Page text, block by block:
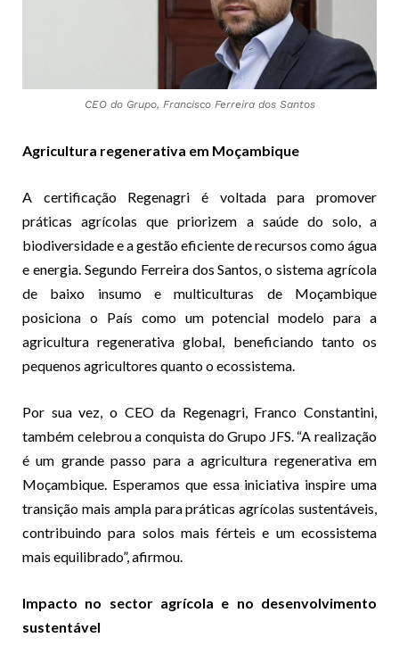
CEO do Grupo, Francisco Ferreira dos Santos
Agricultura regenerativa em Moçambique
A certificação Regenagri é voltada para promover
práticas agrícolas que priorizem a saúde do solo, a
biodiversidade e a gestão eficiente de recursos como água
e energia. Segundo Ferreira dos Santos, o sistema agrícola
de baixo insumo e multiculturas de Moçambique
posiciona o País como um potencial modelo para a
agricultura regenerativa global, beneficiando tanto os
pequenos agricultores quanto o ecossistema.
Por sua vez, o CEO da Regenagri, Franco Constantini,
também celebrou a conquista do Grupo JFS. “A realização
é um grande passo para a agricultura regenerativa em
Moçambique. Esperamos que essa iniciativa inspire uma
transição mais ampla para práticas agrícolas sustentáveis,
contribuindo para solos mais férteis e um ecossistema
mais equilibrado”, afirmou.
Impacto no sector agrícola e no desenvolvimento
sustentável